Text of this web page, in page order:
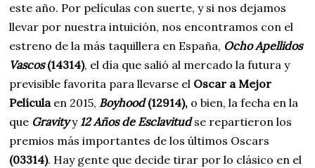
este año. Por películas con suerte, y si nos dejamos
llevar por nuestra intuición, nos encontramos con el
estreno de la más taquillera en España, Ocho Apellidos
Vascos (14314), el día que salió al mercado la futura y
previsible favorita para llevarse el Oscar a Mejor
Películaen 2015, Boyhood (12914), o bien, la fecha en la
que Gravityy 12 Años de Esclavitudse repartieron los
premios más importantes de los últimos Oscars
(03314). Hay gente que decide tirar por lo clásico en el